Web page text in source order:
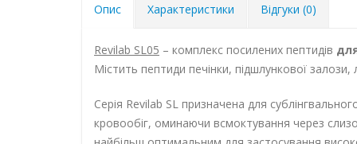
Опис Характеристики Відгуки (0)
Revilab SL05 – комплекс посилених пептидів
Містить пептиди печінки, підшлункової залози,
Серія Revilab SL призначена для
кровообіг, оминаючи всмоктування через